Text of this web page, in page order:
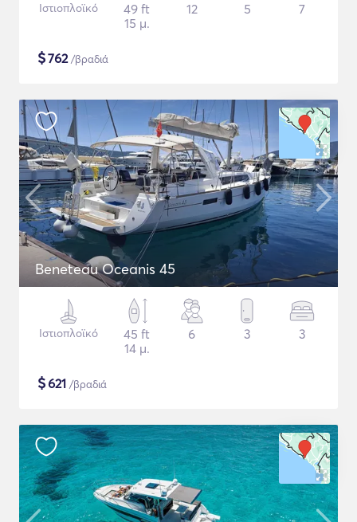
Ιστιοπλοϊκό
49 ft
15 μ.
12 5 7
$762/βραδιά
Beneteau Oceanis 45
Ιστιοπλοϊκό
45 ft
14 μ.
6 3 3
$621 /βραδιά